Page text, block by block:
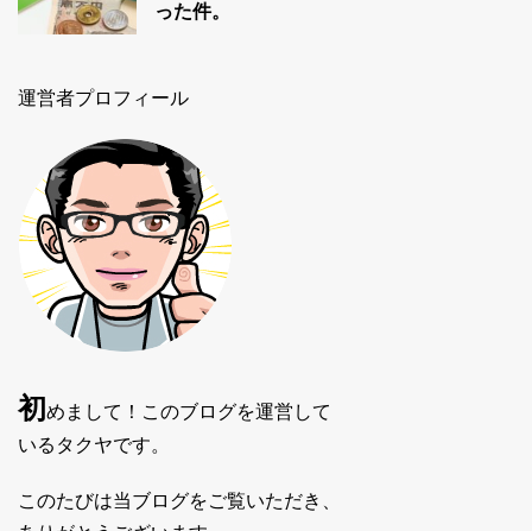
った件。
運営者プロフィール
初めまして！このブログを運営して
いるタクヤです。
このたびは当ブログをご覧いただき、